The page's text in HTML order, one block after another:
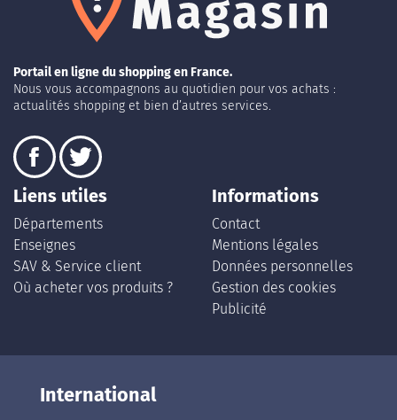
Portail en ligne du shopping en France.
Nous vous accompagnons au quotidien pour vos achats :
actualités shopping et bien d’autres services.
Liens utiles
Départements
Enseignes
SAV & Service client
Où acheter vos produits ?
Informations
Contact
Mentions légales
Données personnelles
Gestion des cookies
Publicité
International